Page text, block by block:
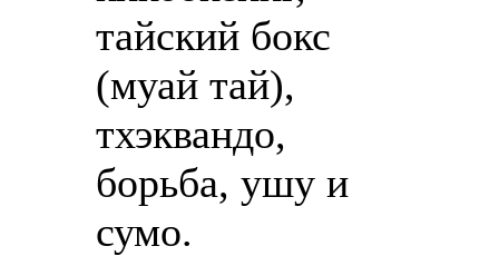
тайский бокс
(муай тай),
тхэквандо,
борьба, ушу и
сумо.